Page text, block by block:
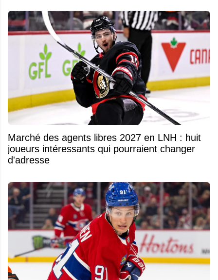
Marché des agents libres 2027 en LNH : huit
joueurs intéressants qui pourraient changer
d'adresse